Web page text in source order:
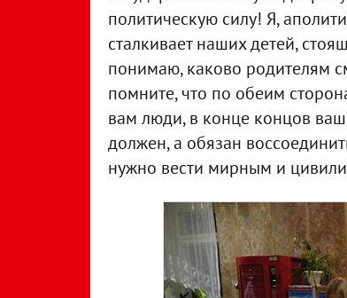
политическую силу! Я,
сталкивает наших детей,
понимаю, каково родителям
помните, что по обеим
вам люди, в конце концов
должен, а обязан
нужно вести мирным и